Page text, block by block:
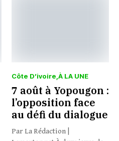
Côte D’ivoire À LA UNE
7 août à Yopougon :
l’opposition face
au défi du dialogue
Par La Rédaction |